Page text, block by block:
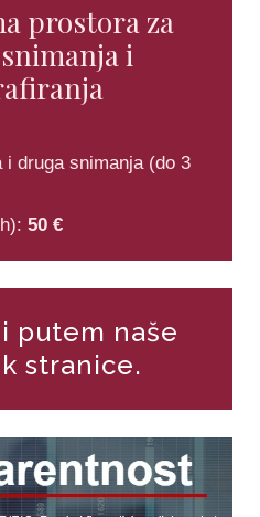
prostora za
i
druga snimanja (do 3
50 €
putem naše
stranice.